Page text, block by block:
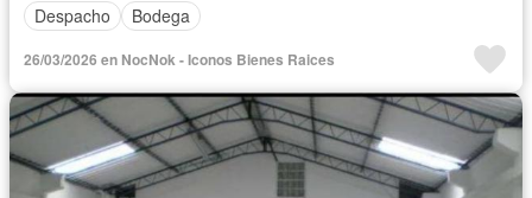
Despacho
Bodega
26/03/2026 en NocNok - Iconos Bienes Raices